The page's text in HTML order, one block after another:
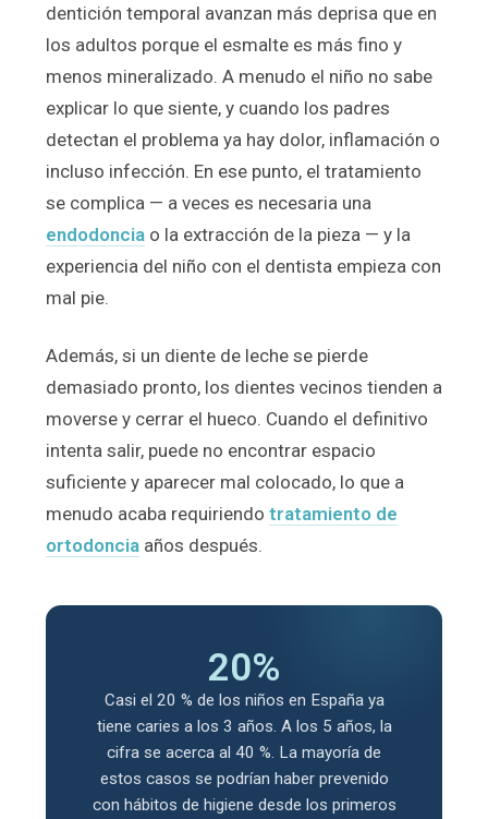
dentición temporal avanzan más deprisa que en
los adultos porque el esmalte es más fino y
menos mineralizado. A menudo el niño no sabe
explicar lo que siente, y cuando los padres
detectan el problema ya hay dolor, inflamación o
incluso infección. En ese punto, el tratamiento
se complica — a veces es necesaria una
endodoncia o la extracción de la pieza — y la
experiencia del niño con el dentista empieza con
mal pie.
Además, si un diente de leche se pierde
demasiado pronto, los dientes vecinos tienden a
moverse y cerrar el hueco. Cuando el definitivo
intenta salir, puede no encontrar espacio
suficiente y aparecer mal colocado, lo que a
menudo acaba requiriendo tratamiento de
ortodoncia años después.
20%
Casi el 20 % de los niños en España ya
tiene caries a los 3 años. A los 5 años, la
cifra se acerca al 40 %. La mayoría de
estos casos se podrían haber prevenido
con hábitos de higiene desde los primeros